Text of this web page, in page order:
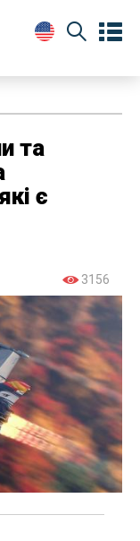
та
є
3156